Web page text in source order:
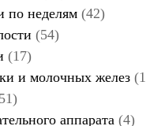
по неделям (42)
(54)
(17)
и молочных желез
аппарата (4)